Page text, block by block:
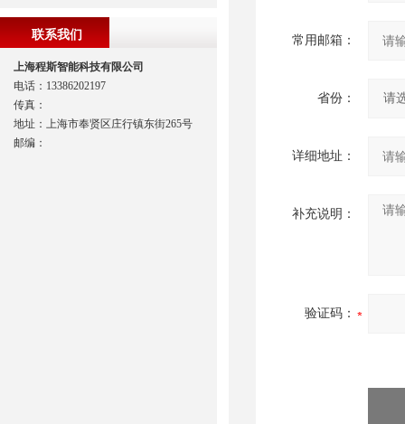
常用邮箱：
省份：
详细地址：
补充说明：
验证码：
联系我们
上海程斯智能科技有限公司
电话：13386202197
传真：
地址：上海市奉贤区庄行镇东街265号
邮编：